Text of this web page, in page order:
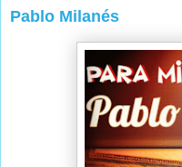
Pablo Milanés